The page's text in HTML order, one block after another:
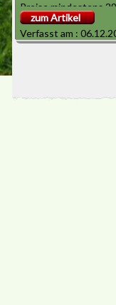
Preise mindestens
zum Artikel
Verfasst am :